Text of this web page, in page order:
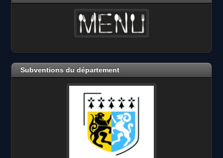
Subventions du département